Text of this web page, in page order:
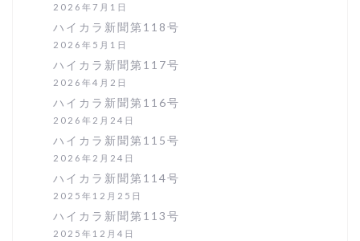
2026年7月1日
ハイカラ新聞第118号
2026年5月1日
ハイカラ新聞第117号
2026年4月2日
ハイカラ新聞第116号
2026年2月24日
ハイカラ新聞第115号
2026年2月24日
ハイカラ新聞第114号
2025年12月25日
ハイカラ新聞第113号
2025年12月4日